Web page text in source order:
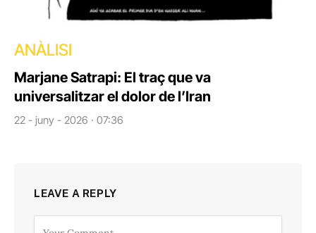
ANÀLISI
Marjane Satrapi: El traç que va
universalitzar el dolor de l’Iran
22 - juny - 2026 · 07:36
LEAVE A REPLY